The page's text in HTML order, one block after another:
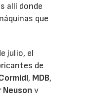
allí donde
que
julio, el
de
, MDB,
Neuson y